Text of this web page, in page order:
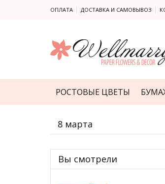
ОПЛАТА ДОСТАВКА И САМОВЫВОЗ
РОСТОВЫЕ ЦВЕТЫ
8 марта
Вы смотрели